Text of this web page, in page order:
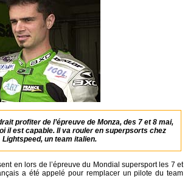
profiter de l’épreuve de Monza, des 7 et 8 mai,
il est capable. Il va rouler en superpsorts chez
Lightspeed, un team italien.
en lors de l’épreuve du Mondial supersport les 7 et
a été appelé pour remplacer un pilote du team